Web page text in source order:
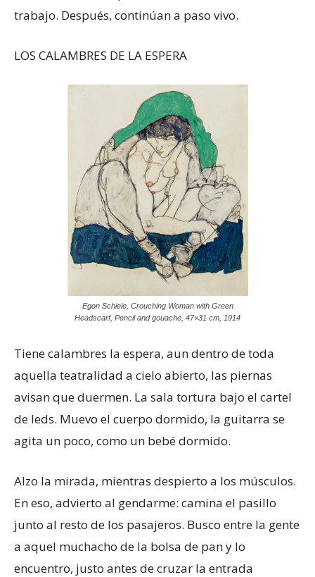
trabajo. Después, continúan a paso vivo.
LOS CALAMBRES DE LA ESPERA
Egon Schiele, Crouching Woman with Green
Headscarf, Pencil and gouache, 47×31 cm, 1914
Tiene calambres la espera, aun dentro de toda
aquella teatralidad a cielo abierto, las piernas
avisan que duermen. La sala tortura bajo el cartel
de leds. Muevo el cuerpo dormido, la guitarra se
agita un poco, como un bebé dormido.
Alzo la mirada, mientras despierto a los músculos.
En eso, advierto al gendarme: camina el pasillo
junto al resto de los pasajeros. Busco entre la gente
a aquel muchacho de la bolsa de pan y lo
encuentro, justo antes de cruzar la entrada